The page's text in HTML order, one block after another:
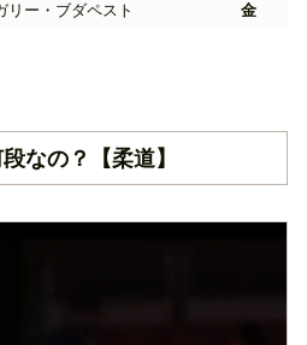
リー・ブダペスト 金
なの？【柔道】